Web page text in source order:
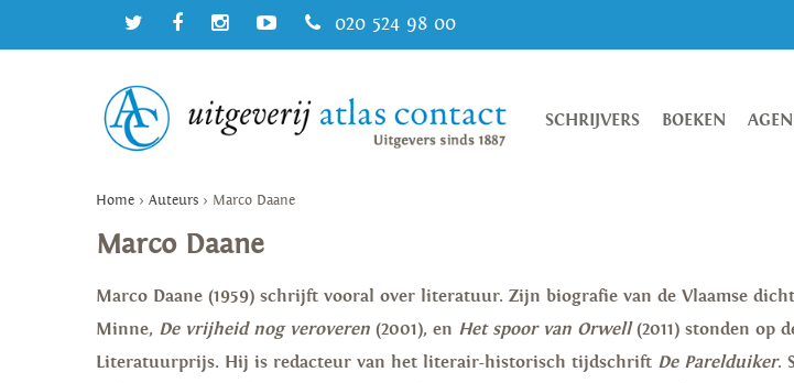
020 524 98 00
SCHRIJVERS BOEKEN
Home > Auteurs > Marco Daane
Marco Daane
Marco Daane (1959) schrijft vooral over literatuur. Zijn biografie van de Vlaamse
Minne, De vrijheid nog veroveren (2001), en Het spoor van Orwell(2011) stonden op
Literatuurprijs. Hij is redacteur van het literair-historisch tijdschrift De Parelduiker.